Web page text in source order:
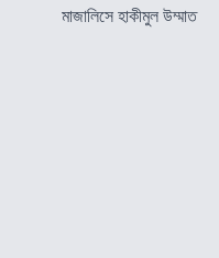
মাজালিসে হাকীমুল উম্মাত